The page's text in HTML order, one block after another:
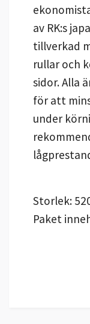
av RK:s
tillverkad
rullar och
sidor. Alla
för att
under
Storlek:
Paket